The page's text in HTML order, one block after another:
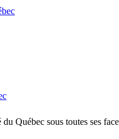
Québec sous toutes ses